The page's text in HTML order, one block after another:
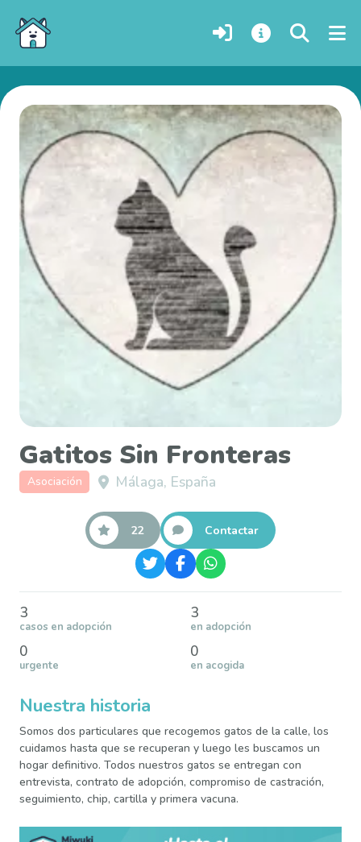
Gatitos Sin Fronteras
Asociación Málaga, España
22 Contactar
3
casos en adopción
3
en adopción
0
urgente
0
en acogida
Nuestra historia
Somos dos particulares que recogemos gatos de la calle, los
cuidamos hasta que se recuperan y luego les buscamos un
hogar definitivo. Todos nuestros gatos se entregan con
entrevista, contrato de adopción, compromiso de castración,
seguimiento, chip, cartilla y primera vacuna.